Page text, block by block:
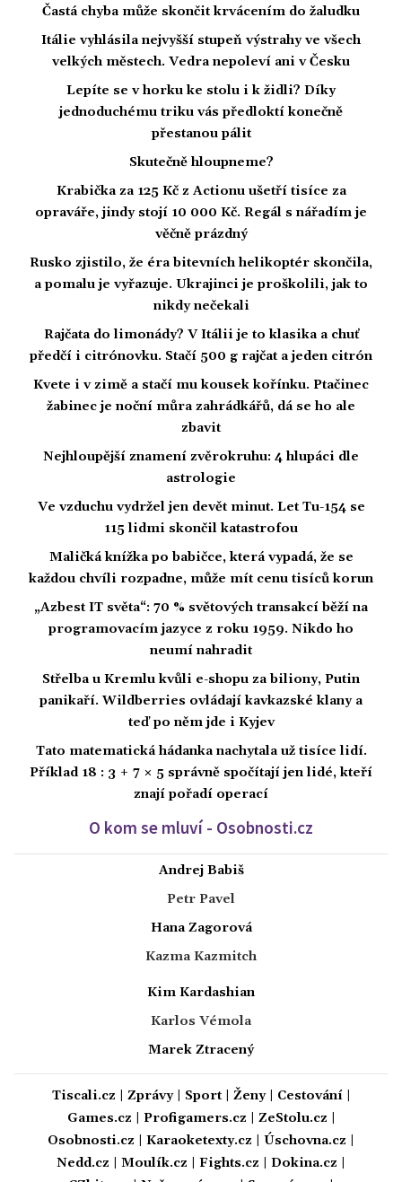
Častá chyba může skončit krvácením do žaludku
Itálie vyhlásila nejvyšší stupeň výstrahy ve všech
velkých městech. Vedra nepoleví ani v Česku
Lepíte se v horku ke stolu i k židli? Díky
jednoduchému triku vás předloktí konečně
přestanou pálit
Skutečně hloupneme?
Krabička za 125 Kč z Actionu ušetří tisíce za
opraváře, jindy stojí 10 000 Kč. Regál s nářadím je
věčně prázdný
Rusko zjistilo, že éra bitevních helikoptér skončila,
a pomalu je vyřazuje. Ukrajinci je proškolili, jak to
nikdy nečekali
Rajčata do limonády? V Itálii je to klasika a chuť
předčí i citrónovku. Stačí 500 g rajčat a jeden citrón
Kvete i v zimě a stačí mu kousek kořínku. Ptačinec
žabinec je noční můra zahrádkářů, dá se ho ale
zbavit
Nejhloupější znamení zvěrokruhu: 4 hlupáci dle
astrologie
Ve vzduchu vydržel jen devět minut. Let Tu-154 se
115 lidmi skončil katastrofou
Maličká knížka po babičce, která vypadá, že se
každou chvíli rozpadne, může mít cenu tisíců korun
„Azbest IT světa“: 70 % světových transakcí běží na
programovacím jazyce z roku 1959. Nikdo ho
neumí nahradit
Střelba u Kremlu kvůli e-shopu za biliony, Putin
panikaří. Wildberries ovládají kavkazské klany a
teď po něm jde i Kyjev
Tato matematická hádanka nachytala už tisíce lidí.
Příklad 18 : 3 + 7 × 5 správně spočítají jen lidé, kteří
znají pořadí operací
O kom se mluví - Osobnosti.cz
Andrej Babiš
Petr Pavel
Hana Zagorová
Kazma Kazmitch
Kim Kardashian
Karlos Vémola
Marek Ztracený
Tiscali.cz Zprávy| Sport| Ženy| Cestování|
Games.cz
Profigamers.cz ZeStolu.cz
Osobnosti.cz
Karaoketexty.cz Úschovna.cz
Nedd.cz
Moulík.cz Fights.cz Dokina.cz